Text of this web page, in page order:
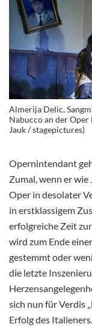
Almerija Delic,
Nabucco an der
Jauk / stagepictures)
Opernintendant
Zumal, wenn er
Oper in desolater
in erstklassigem
erfolgreiche Zeit
wird zum Ende
gestemmt oder
die letzte
sich nun für Verdis
Erfolg des Italieners.